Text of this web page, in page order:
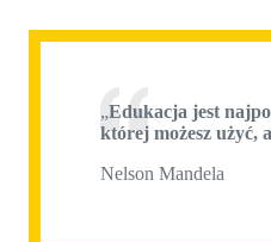
„Edukacja jest
której możesz użyć,
Nelson Mandela